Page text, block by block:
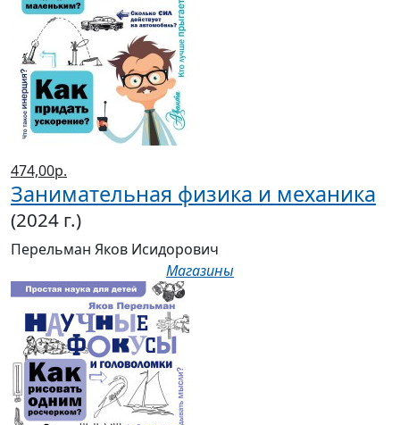
474,00р.
Занимательная физика и механика
(2024 г.)
Перельман Яков Исидорович
Магазины